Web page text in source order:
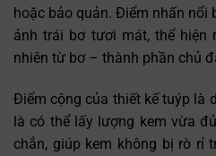
hoặc bảo quản. Điểm nhấn nổi
ảnh trái bơ tươi mát, thể hiện
nhiên từ bơ – thành phần chủ
Điểm cộng của thiết kế tuýp là
là có thể lấy lượng kem vừa
chắn, giúp kem không bị rò rỉ